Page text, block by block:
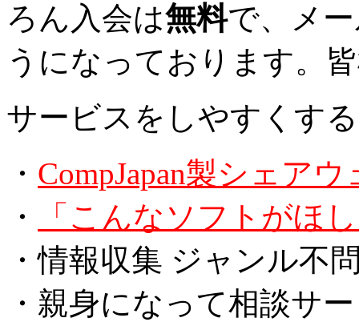
ろん入会は無料で、メ
うになっております。
サービスをしやすくす
・ CompJapan製シェア
・
「こんなソフトがほ
・情報収集 ジャンル不
・親身になって相談サ